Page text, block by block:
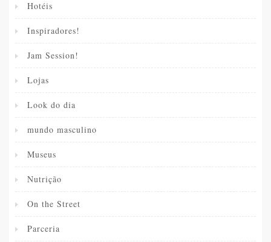
Hotéis
Inspiradores!
Jam Session!
Lojas
Look do dia
mundo masculino
Museus
Nutrição
On the Street
Parceria